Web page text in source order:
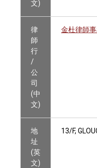
文)
律
師
行
/
公
司
(中
文)
金杜律師
地
址
(英
文)
13/F,